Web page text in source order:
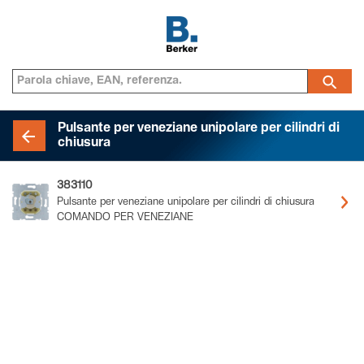
Pulsante per veneziane unipolare per cilindri di
chiusura
383110
Pulsante per veneziane unipolare per cilindri di chiusura
COMANDO PER VENEZIANE